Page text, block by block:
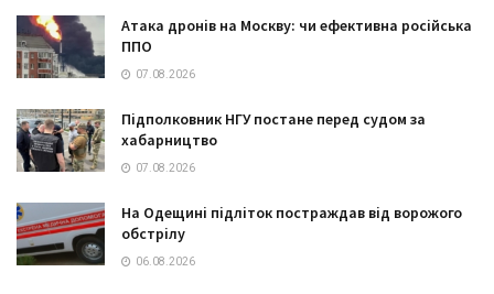
Атака дронів на Москву: чи ефективна російська
ППО
07.08.2026
Підполковник НГУ постане перед судом за
хабарництво
07.08.2026
На Одещині підліток постраждав від ворожого
обстрілу
06.08.2026